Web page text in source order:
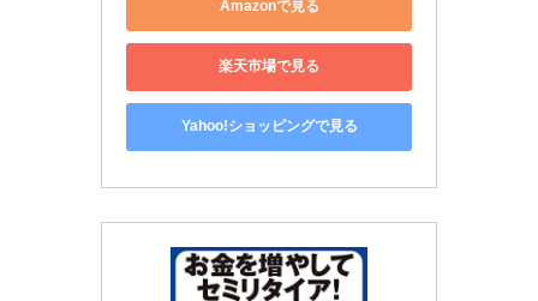
Amazonで見る
楽天市場で見る
Yahoo!ショッピングで見る